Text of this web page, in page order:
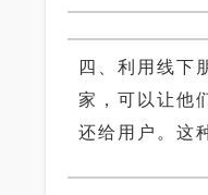
四、利用线下
家，可以让他
还给用户。这